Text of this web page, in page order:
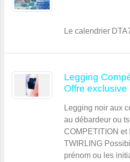
Le calendrier
Legging
Offre exclusive
Legging noir aux
au débardeur ou
COMPETITION et
TWIRLING
prénom ou les